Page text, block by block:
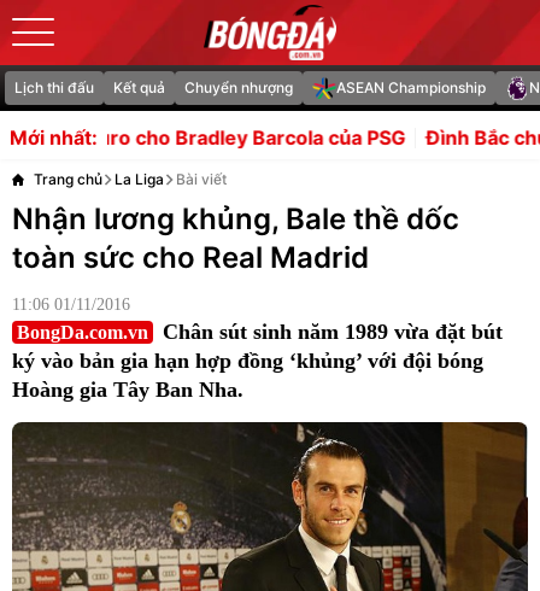
Lịch thi đấu Kết quả Chuyển nhượng ASEAN Championship
Mới nhất:Barcola của PSG Đình Bắc chứng minh bản lĩnh
Trang chủ La Liga Bài viết
Nhận lương khủng, Bale thề dốc
toàn sức cho Real Madrid
11:06 01/11/2016
BongDa.com.vn
Chân sút sinh năm 1989 vừa đặt bút
ký vào bản gia hạn hợp đồng ‘khủng’ với đội bóng
Hoàng gia Tây Ban Nha.